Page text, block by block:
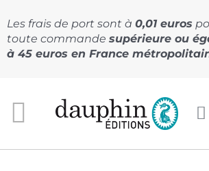
au
contenu
Les frais de port sont à 0,01 euros
toute commande supérieure ou
à 45 euros en France